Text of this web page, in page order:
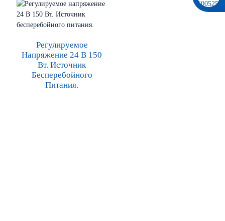
Регулируемое
Напряжение 24 В 150
Вт. Источник
Бесперебойного
Питания.